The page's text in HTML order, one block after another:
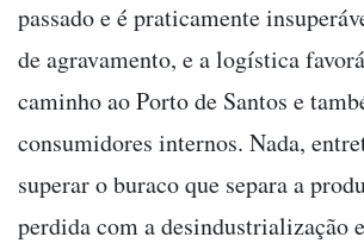
passado e é praticamente
de agravamento, e a logística
caminho ao Porto de Santos e
consumidores internos. Nada,
superar o buraco que separa a
perdida com a desindustrialização